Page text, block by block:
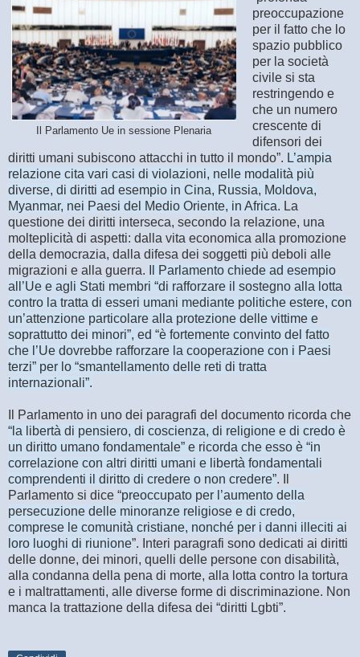
Il Parlamento Ue in sessione Plenaria
preoccupazione
per il fatto che lo
spazio pubblico
per la società
civile si sta
restringendo e
che un numero
crescente di
difensori dei
diritti umani subiscono attacchi in tutto il mondo”. L’ampia
relazione cita vari casi di violazioni, nelle modalità più
diverse, di diritti ad esempio in Cina, Russia, Moldova,
Myanmar, nei Paesi del Medio Oriente, in Africa. La
questione dei diritti interseca, secondo la relazione, una
molteplicità di aspetti: dalla vita economica alla promozione
della democrazia, dalla difesa dei soggetti più deboli alle
migrazioni e alla guerra.
Il Parlamento chiede ad esempio
all’Ue e agli Stati membri “di rafforzare il sostegno alla lotta
contro la tratta di esseri umani mediante politiche estere, con
un’attenzione particolare alla protezione delle vittime e
soprattutto dei minori”, ed “è fortemente convinto del fatto
che l’Ue dovrebbe rafforzare la cooperazione con i Paesi
terzi” per lo “smantellamento delle reti di tratta
internazionali”.
Il Parlamento in uno dei paragrafi del documento ricorda che
“la libertà di pensiero, di coscienza, di religione e di credo è
un diritto umano fondamentale” e ricorda che esso è “in
correlazione con altri diritti umani e libertà fondamentali
comprendenti il diritto di credere o non credere”. Il
Parlamento si dice “preoccupato per l’aumento della
persecuzione delle minoranze religiose e di credo,
comprese le comunità cristiane, nonché per i danni illeciti ai
loro luoghi di riunione”. Interi paragrafi sono dedicati ai diritti
delle donne, dei minori, quelli delle persone con disabilità,
alla condanna della pena di morte, alla lotta contro la tortura
e i maltrattamenti, alle diverse forme di discriminazione. Non
manca la trattazione della difesa dei “diritti Lgbti”.